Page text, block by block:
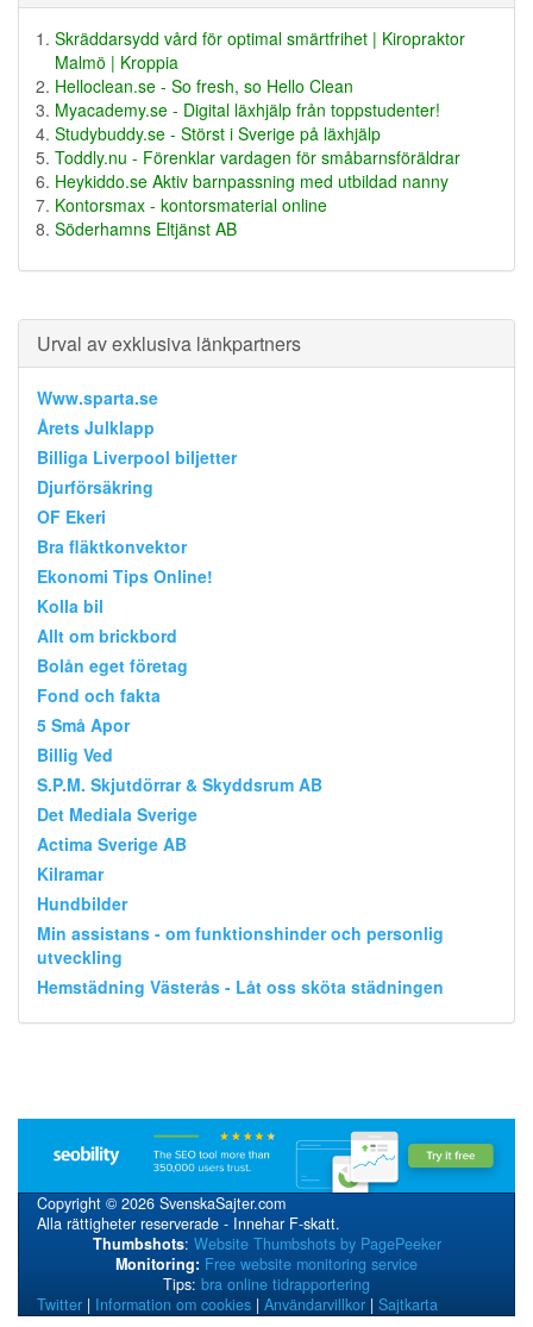
Skräddarsydd vård för optimal smärtfrihet | Kiropraktor
Malmö | Kroppia
Helloclean.se - So fresh, so Hello Clean
Myacademy.se - Digital läxhjälp från toppstudenter!
Studybuddy.se - Störst i Sverige på läxhjälp
Toddly.nu - Förenklar vardagen för småbarnsföräldrar
Heykiddo.se Aktiv barnpassning med utbildad nanny
Kontorsmax - kontorsmaterial online
Söderhamns Eltjänst AB
Urval av exklusiva länkpartners
Www.sparta.se
Årets Julklapp
Billiga Liverpool biljetter
Djurförsäkring
OF Ekeri
Bra fläktkonvektor
Ekonomi Tips Online!
Kolla bil
Allt om brickbord
Bolån eget företag
Fond och fakta
5 Små Apor
Billig Ved
S.P.M. Skjutdörrar & Skyddsrum AB
Det Mediala Sverige
Actima Sverige AB
Kilramar
Hundbilder
Min assistans - om funktionshinder och personlig
utveckling
Hemstädning Västerås - Låt oss sköta städningen
Copyright © 2026 SvenskaSajter.com
Alla rättigheter reserverade - Innehar F-skatt.
Thumbshots: Website Thumbshots by PagePeeker
Monitoring: Free website monitoring service
Tips: bra online tidrapportering
Twitter | Information om cookies | Användarvillkor | Sajtkarta